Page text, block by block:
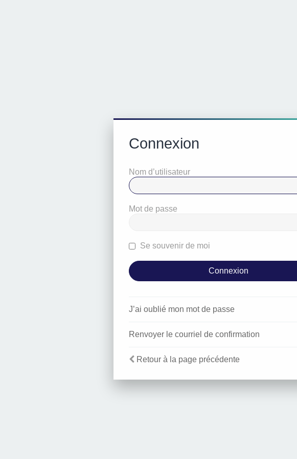
Connexion
Nom d’utilisateur
Mot de passe
Se souvenir de moi
J’ai oublié mon mot de passe
Renvoyer le courriel de confirmation
Retour à la page précédente